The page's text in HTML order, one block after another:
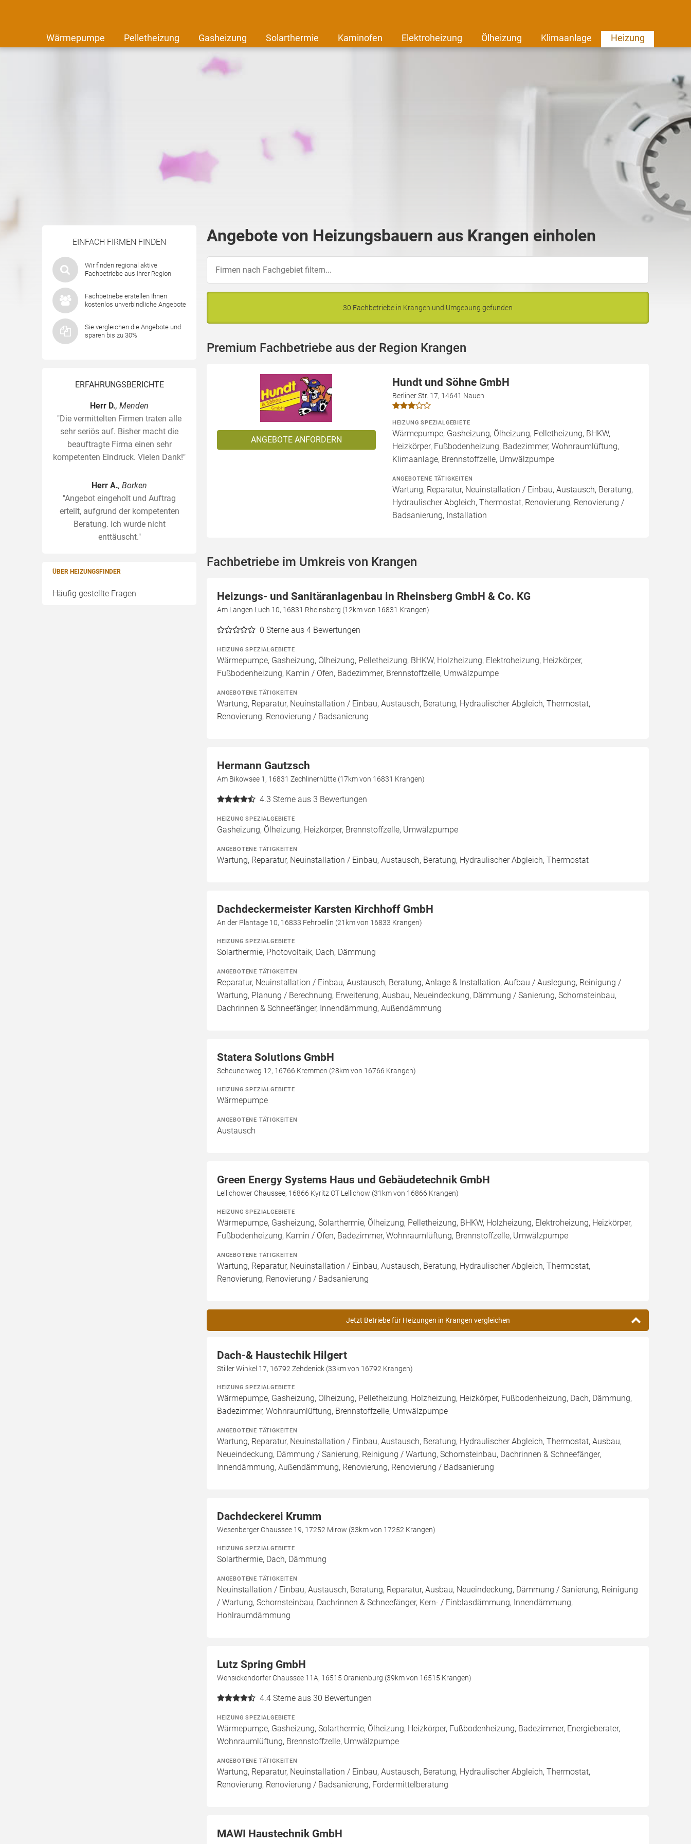
Wärmepumpe Pelletheizung Gasheizung Solarthermie Kaminofen Elektroheizung Ölheizung Klimaanlage Heizung
EINFACH FIRMEN FINDEN
Wir finden regional aktive
Fachbetriebe aus Ihrer Region
Fachbetriebe erstellen Ihnen
kostenlos unverbindliche Angebote
Sie vergleichen die Angebote und
sparen bis zu 30%
ERFAHRUNGSBERICHTE
Herr D., Menden
"Die vermittelten Firmen traten alle
sehr seriös auf. Bisher macht die
beauftragte Firma einen sehr
kompetenten Eindruck. Vielen Dank!"
Herr A., Borken
"Angebot eingeholt und Auftrag
erteilt, aufgrund der kompetenten
Beratung. Ich wurde nicht
enttäuscht."
ÜBER HEIZUNGSFINDER
Häufig gestellte Fragen
Angebote von Heizungsbauern aus Krangen einholen
30 Fachbetriebe in Krangen und Umgebung gefunden
Premium Fachbetriebe aus der Region Krangen
ANGEBOTE ANFORDERN
Hundt und Söhne GmbH
Berliner Str. 17, 14641 Nauen
HEIZUNG SPEZIALGEBIETE
Wärmepumpe, Gasheizung, Ölheizung, Pelletheizung, BHKW,
Heizkörper, Fußbodenheizung, Badezimmer, Wohnraumlüftung,
Klimaanlage, Brennstoffzelle, Umwälzpumpe
ANGEBOTENE TÄTIGKEITEN
Wartung, Reparatur, Neuinstallation / Einbau, Austausch, Beratung,
Hydraulischer Abgleich, Thermostat, Renovierung, Renovierung /
Badsanierung, Installation
Fachbetriebe im Umkreis von Krangen
Heizungs- und Sanitäranlagenbau in Rheinsberg GmbH & Co. KG
Am Langen Luch 10, 16831 Rheinsberg (12km von 16831 Krangen)
0 Sterne aus 4 Bewertungen
HEIZUNG SPEZIALGEBIETE
Wärmepumpe, Gasheizung, Ölheizung, Pelletheizung, BHKW, Holzheizung, Elektroheizung, Heizkörper,
Fußbodenheizung, Kamin / Ofen, Badezimmer, Brennstoffzelle, Umwälzpumpe
ANGEBOTENE TÄTIGKEITEN
Wartung, Reparatur, Neuinstallation / Einbau, Austausch, Beratung, Hydraulischer Abgleich, Thermostat,
Renovierung, Renovierung / Badsanierung
Hermann Gautzsch
Am Bikowsee 1, 16831 Zechlinerhütte (17km von 16831 Krangen)
4.3 Sterne aus 3 Bewertungen
HEIZUNG SPEZIALGEBIETE
Gasheizung, Ölheizung, Heizkörper, Brennstoffzelle, Umwälzpumpe
ANGEBOTENE TÄTIGKEITEN
Wartung, Reparatur, Neuinstallation / Einbau, Austausch, Beratung, Hydraulischer Abgleich, Thermostat
Dachdeckermeister Karsten Kirchhoff GmbH
An der Plantage 10, 16833 Fehrbellin (21km von 16833 Krangen)
HEIZUNG SPEZIALGEBIETE
Solarthermie, Photovoltaik, Dach, Dämmung
ANGEBOTENE TÄTIGKEITEN
Reparatur, Neuinstallation / Einbau, Austausch, Beratung, Anlage & Installation, Aufbau / Auslegung, Reinigung /
Wartung, Planung / Berechnung, Erweiterung, Ausbau, Neueindeckung, Dämmung / Sanierung, Schornsteinbau,
Dachrinnen & Schneefänger, Innendämmung, Außendämmung
Statera Solutions GmbH
Scheunenweg 12, 16766 Kremmen (28km von 16766 Krangen)
HEIZUNG SPEZIALGEBIETE
Wärmepumpe
ANGEBOTENE TÄTIGKEITEN
Austausch
Green Energy Systems Haus und Gebäudetechnik GmbH
Lellichower Chaussee, 16866 Kyritz OT Lellichow (31km von 16866 Krangen)
HEIZUNG SPEZIALGEBIETE
Wärmepumpe, Gasheizung, Solarthermie, Ölheizung, Pelletheizung, BHKW, Holzheizung, Elektroheizung, Heizkörper,
Fußbodenheizung, Kamin / Ofen, Badezimmer, Wohnraumlüftung, Brennstoffzelle, Umwälzpumpe
ANGEBOTENE TÄTIGKEITEN
Wartung, Reparatur, Neuinstallation / Einbau, Austausch, Beratung, Hydraulischer Abgleich, Thermostat,
Renovierung, Renovierung / Badsanierung
Jetzt Betriebe für Heizungen in Krangen vergleichen
Dach-& Haustechik Hilgert
Stiller Winkel 17, 16792 Zehdenick (33km von 16792 Krangen)
HEIZUNG SPEZIALGEBIETE
Wärmepumpe, Gasheizung, Ölheizung, Pelletheizung, Holzheizung, Heizkörper, Fußbodenheizung, Dach, Dämmung,
Badezimmer, Wohnraumlüftung, Brennstoffzelle, Umwälzpumpe
ANGEBOTENE TÄTIGKEITEN
Wartung, Reparatur, Neuinstallation / Einbau, Austausch, Beratung, Hydraulischer Abgleich, Thermostat, Ausbau,
Neueindeckung, Dämmung / Sanierung, Reinigung / Wartung, Schornsteinbau, Dachrinnen & Schneefänger,
Innendämmung, Außendämmung, Renovierung, Renovierung / Badsanierung
Dachdeckerei Krumm
Wesenberger Chaussee 19, 17252 Mirow (33km von 17252 Krangen)
HEIZUNG SPEZIALGEBIETE
Solarthermie, Dach, Dämmung
ANGEBOTENE TÄTIGKEITEN
Neuinstallation / Einbau, Austausch, Beratung, Reparatur, Ausbau, Neueindeckung, Dämmung / Sanierung, Reinigung
/ Wartung, Schornsteinbau, Dachrinnen & Schneefänger, Kern- / Einblasdämmung, Innendämmung,
Hohlraumdämmung
Lutz Spring GmbH
Wensickendorfer Chaussee 11A, 16515 Oranienburg (39km von 16515 Krangen)
4.4 Sterne aus 30 Bewertungen
HEIZUNG SPEZIALGEBIETE
Wärmepumpe, Gasheizung, Solarthermie, Ölheizung, Heizkörper, Fußbodenheizung, Badezimmer, Energieberater,
Wohnraumlüftung, Brennstoffzelle, Umwälzpumpe
ANGEBOTENE TÄTIGKEITEN
Wartung, Reparatur, Neuinstallation / Einbau, Austausch, Beratung, Hydraulischer Abgleich, Thermostat,
Renovierung, Renovierung / Badsanierung, Fördermittelberatung
MAWI Haustechnik GmbH